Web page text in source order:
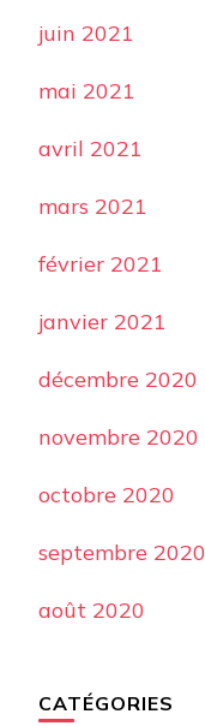
juin 2021
mai 2021
avril 2021
mars 2021
février 2021
janvier 2021
décembre 2020
novembre 2020
octobre 2020
septembre 2020
août 2020
CATÉGORIES